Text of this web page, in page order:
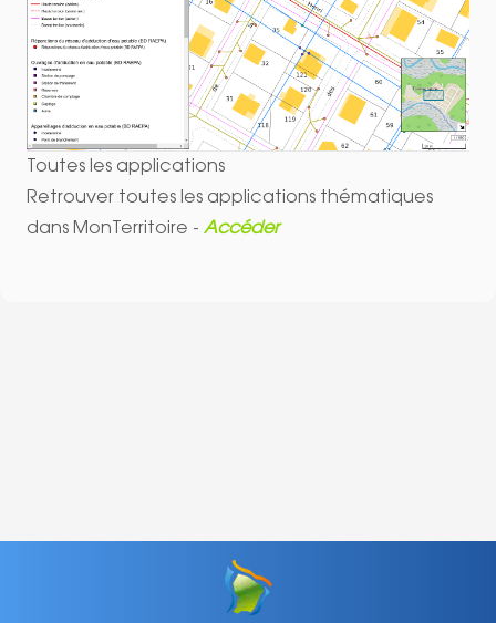
Toutes les applications
Retrouver toutes les applications thématiques
dans MonTerritoire - Accéder